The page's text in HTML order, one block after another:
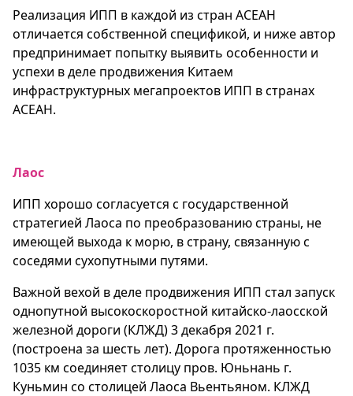
Реализация ИПП в каждой из стран АСЕАН
отличается собственной спецификой, и ниже автор
предпринимает попытку выявить особенности и
успехи в деле продвижения Китаем
инфраструктурных мегапроектов ИПП в странах
АСЕАН.
Лаос
ИПП хорошо согласуется с государственной
стратегией Лаоса по преобразованию страны, не
имеющей выхода к морю, в страну, связанную с
соседями сухопутными путями.
Важной вехой в деле продвижения ИПП стал запуск
однопутной высокоскоростной китайско-лаосской
железной дороги (КЛЖД) 3 декабря 2021 г.
(построена за шесть лет). Дорога протяженностью
1035 км соединяет столицу пров. Юньнань г.
Куньмин со столицей Лаоса Вьентьяном. КЛЖД